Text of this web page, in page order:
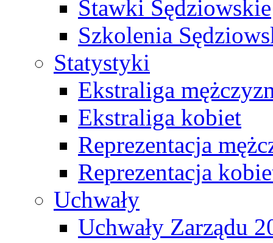
Stawki Sędziowskie
Szkolenia
Statystyki
Ekstraliga
Ekstraliga kobiet
Reprezentacja
Reprezentacja
Uchwały
Uchwały Zarządu